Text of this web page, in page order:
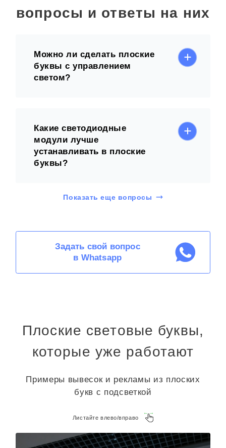
вопросы и ответы на них
Можно ли сделать плоские
буквы с управлением
светом?
Какие светодиодные
модули лучше
устанавливать в плоские
буквы?
Показать еще вопросы
Задать свой вопрос
в Whatsapp
Плоские световые буквы,
которые уже работают
Примеры вывесок и рекламы из плоских
букв с подсветкой
Листайте влево/вправо